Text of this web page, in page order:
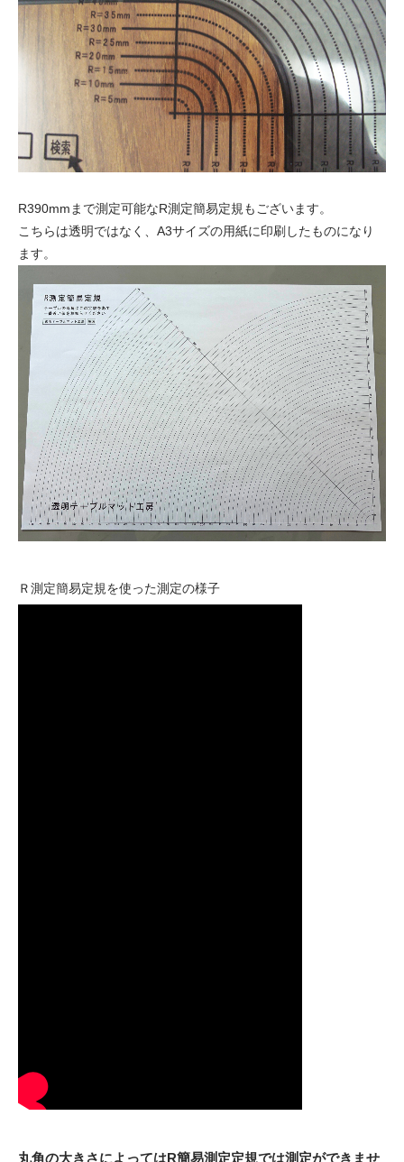
R390mmまで測定可能なR測定簡易定規もございます。
こちらは透明ではなく、A3サイズの用紙に印刷したものになり
ます。
Ｒ測定簡易定規を使った測定の様子
丸角の大きさによってはR簡易測定定規では測定ができませ